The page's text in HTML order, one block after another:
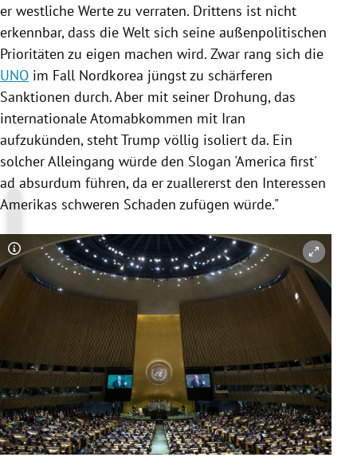
er westliche Werte zu verraten. Drittens ist nicht
erkennbar, dass die Welt sich seine außenpolitischen
Prioritäten zu eigen machen wird. Zwar rang sich die
UNO im Fall Nordkorea jüngst zu schärferen
Sanktionen durch. Aber mit seiner Drohung, das
internationale Atomabkommen mit Iran
aufzukünden, stehtTrump völlig isoliert da. Ein
solcher Alleingang würde den Slogan 'America first'
ad absurdum führen, da er zuallererst den Interessen
Amerikas schweren Schaden zufügen würde."
Copyright-Hinweis öffnen/schließen